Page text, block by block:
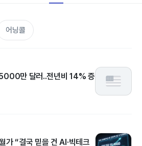
어닝콜
만 달러..전년비 14% 증
가 “결국 믿을 건 AI·빅테크